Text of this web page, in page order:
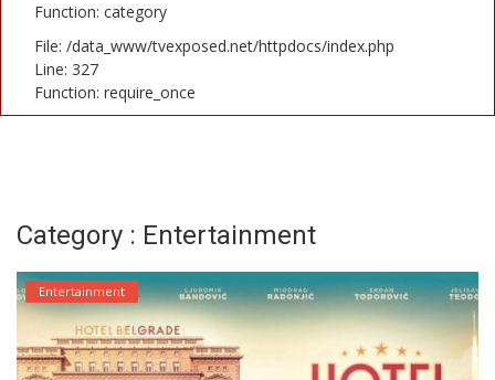
Function: category
File: /data_www/tvexposed.net/httpdocs/index.php
Line: 327
Function: require_once
Register
Category : Entertainment
Entertainment